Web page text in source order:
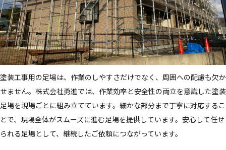
塗装工事用の足場は、作業のしやすさだけでなく、周囲への配慮も欠か
せません。株式会社勇進では、作業効率と安全性の両立を意識した塗装
足場を現場ごとに組み立てています。細かな部分まで丁寧に対応するこ
とで、現場全体がスムーズに進む足場を提供しています。安心して任せ
られる足場として、継続したご依頼につながっています。